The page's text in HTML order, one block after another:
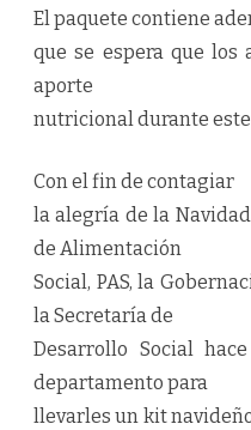
El paquete contiene
que se espera que los
aporte
nutricional durante este
Con el fin de contagiar
la alegría de la
de Alimentación
Social, PAS, la
la Secretaría de
Desarrollo Social
departamento para
llevarles un kit